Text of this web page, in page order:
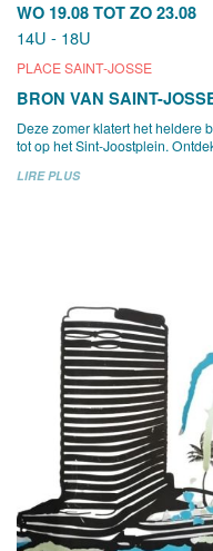
WO 19.08 TOT ZO 23.08
14U - 18U
PLACE SAINT-JOSSE
BRON VAN SAINT-
Deze zomer klatert het heldere
tot op het Sint-Joostplein.
LIRE PLUS